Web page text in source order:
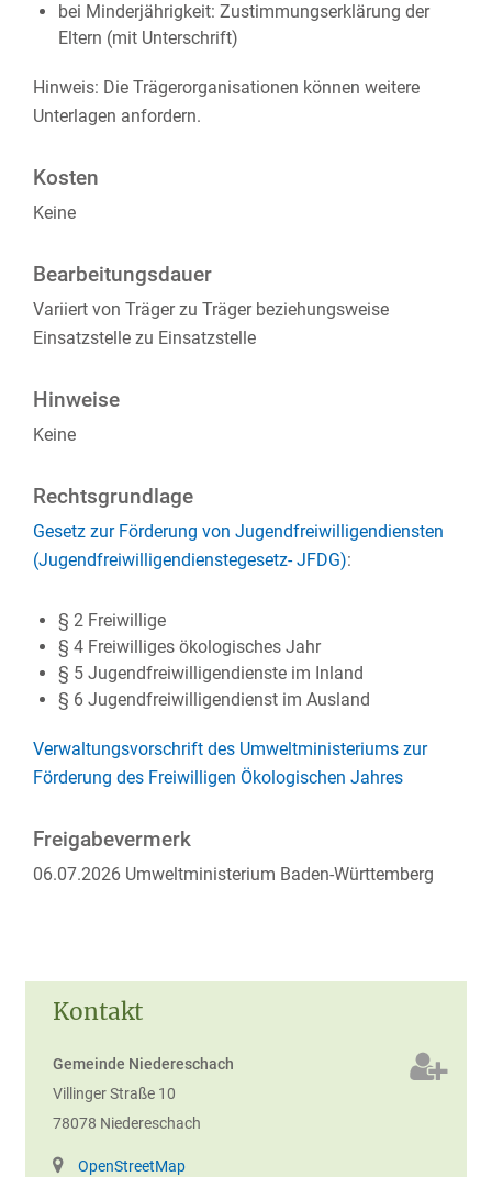
Kontakt
Gemeinde Niedereschach
Villinger Straße 10
78078 Niedereschach
OpenStreetMap
bei Minderjährigkeit: Zustimmungserklärung der
Eltern (mit Unterschrift)
Hinweis: Die Trägerorganisationen können weitere
Unterlagen anfordern.
Kosten
Keine
Bearbeitungsdauer
Variiert von Träger zu Träger beziehungsweise
Einsatzstelle zu Einsatzstelle
Hinweise
Keine
Rechtsgrundlage
Gesetz zur Förderung von Jugendfreiwilligendiensten
(Jugendfreiwilligendienstegesetz- JFDG):
§ 2 Freiwillige
§ 4 Freiwilliges ökologisches Jahr
§ 5 Jugendfreiwilligendienste im Inland
§ 6 Jugendfreiwilligendienst im Ausland
Verwaltungsvorschrift des Umweltministeriums zur
Förderung des Freiwilligen Ökologischen Jahres
Freigabevermerk
06.07.2026 Umweltministerium Baden-Württemberg